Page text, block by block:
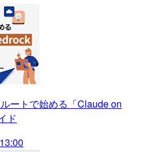
ートで始める「Claude on
ド